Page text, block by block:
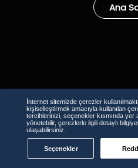
Ana
İnternet sitemizde çerezler
kişiselleştirmek amacıyla kullanılan
tercihlerinizi, seçenekler kısmında yer
yönetebilir, çerezlerle ilgili detaylı bilgiye
ulaşabilirsiniz.
Seçenekler